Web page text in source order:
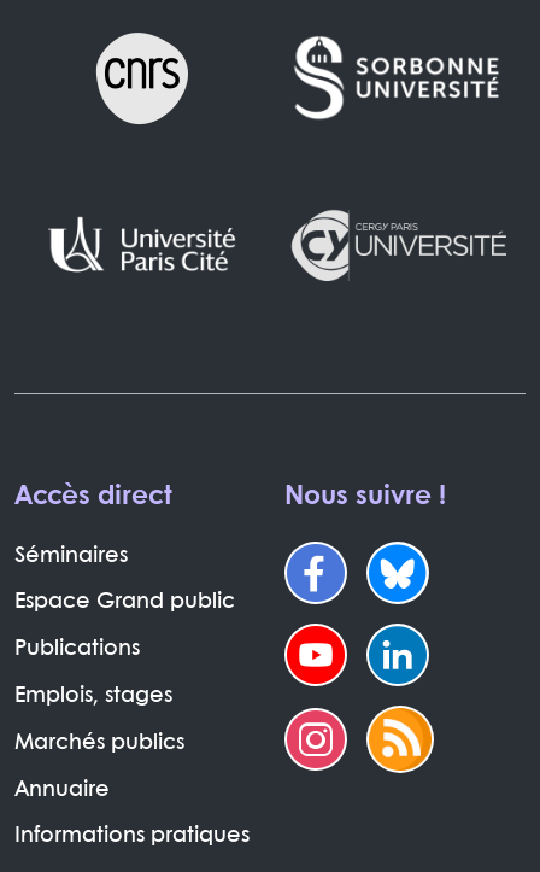
Accès direct
Séminaires
Espace Grand public
Publications
Emplois, stages
Marchés publics
Annuaire
Informations pratiques
Nous suivre !